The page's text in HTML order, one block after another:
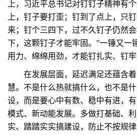
上，习近平总书记对钉钉子精神有
上，钉子要打歪；钉到了点上，只
来；钉个三四下，过不久钉子仍然
下，这颗钉子才能牢固。”一锤又一
用力、绵绵用劲，才能钉扎实、钉牢
在发展层面，延迟满足还蕴含着
慧。不是什么热就搞什么，也不是
设，而是要心中有数、稳中有进，
模式、新动能发展。多做打基础、
实、踏踏实实搞建设，防止不按规